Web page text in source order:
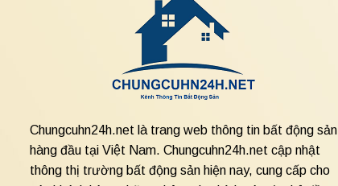
Chungcuhn24h.net là trang web thông tin bất động sản
hàng đầu tại Việt Nam. Chungcuhn24h.net cập nhật
thông thị trường bất động sản hiện nay, cung cấp cho